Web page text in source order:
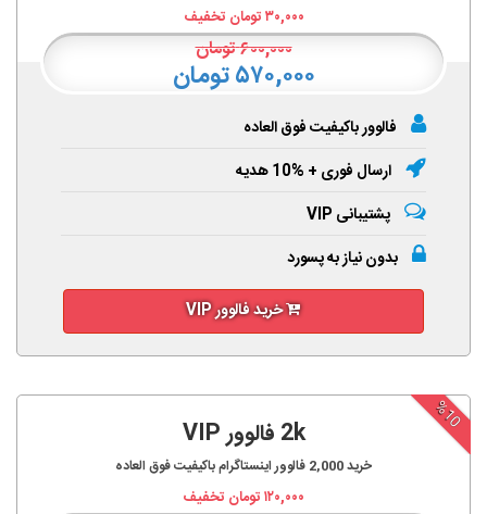
۳۰,۰۰۰تومان تخفیف
۶۰۰,۰۰۰تومان
۵۷۰,۰۰۰ تومان
فالوور باکیفیت فوق العاده
ارسال فوری + %10 هدیه
پشتیبانی VIP
بدون نیاز به پسورد
خرید فالوور VIP
%10
2k فالوور VIP
خرید2,000 فالوور اینستاگرام باکیفیت فوق العاده
۱۲۰,۰۰۰تومان تخفیف